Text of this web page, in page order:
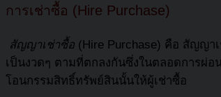
การเช่าซื้อ (Hire Purchase)
สัญญาเช่าซื้อ (Hire Purchase) คือ สัญญา
เป็นงวดๆ ตามที่ตกลงกันซึ่งในตลอดการผ่
โอนกรรมสิทธิ์ทรัพย์สินนั้นให้ผู้เช่าซื้อ